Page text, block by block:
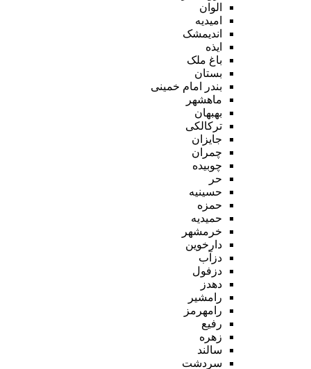
الوان
امیدیه
اندیمشک
ایذه
باغ ملک
بستان
بندر امام خمینی
ماهشهر
بهبهان
ترکالکی
جایزان
چمران
چوبیده
حر
حسینیه
حمزه
حمیدیه
خرمشهر
دارخوین
دزآب
دزفول
دهدز
رامشیر
رامهرمز
رفیع
زهره
سالند
سردشت